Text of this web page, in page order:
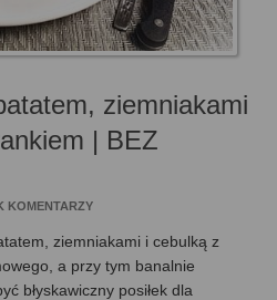
ziemniakami
| BEZ
KOMENTARZY
ziemniakami i cebulką z
a przy tym banalnie
błyskawiczny posiłek dla